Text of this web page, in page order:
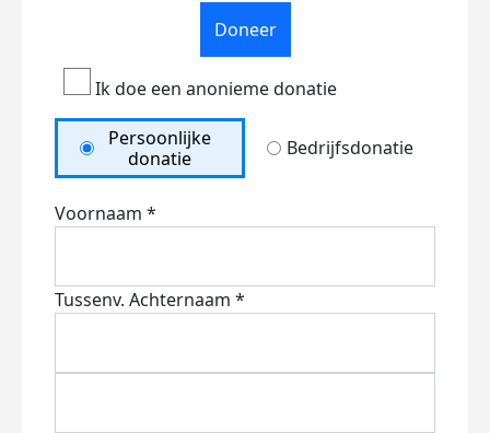
Doneer
Ik doe een anonieme donatie
Persoonlijke
donatie
Bedrijfsdonatie
Voornaam *
Tussenv. Achternaam *